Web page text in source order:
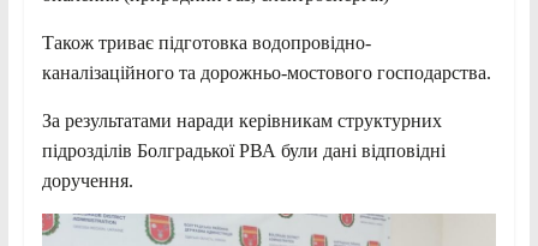
Також триває підготовка водопровідно-
каналізаційного та дорожньо-мостового господарства.
За результатами наради керівникам структурних
підрозділів Болградької РВА були дані відповідні
доручення.